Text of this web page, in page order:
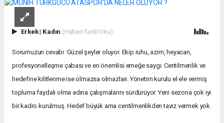
Erkek| Kadın (Haberi Sesli Oku)
Sorumuzun cevabı :Güzel şeyler oluyor. Ekip ruhu, azim, heyacan,
profesyonelleşme çabası ve en önemlisi emeğe saygı. Centilmenlik ve
hedefine kilitlenme ise olmazsa olmazları. Yönetim kurulu el ele vermiş
topluma faydalı olma adına çalışmalarını sürdürüyor. Yeni sezona çok iyi
bir kadro kurulmuş. Hedef büyük ama centilmenlikden taviz vermek yok.